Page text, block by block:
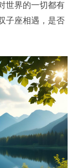
世界的一切都有
子座相遇，是否